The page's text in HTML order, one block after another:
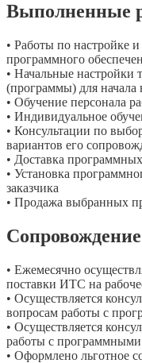
Выполненные
• Работы по настройке
программного
• Начальные настройки
(программы) для начала
• Обучение персонала
• Индивидуальное
• Консультации по
вариантов его
• Доставка
• Установка
заказчика
• Продажа выбранных
Сопровождение
• Ежемесячно
поставки ИТС на
• Осуществляется
вопросам работы с
• Осуществляется
работы с
• Оформлено льготное